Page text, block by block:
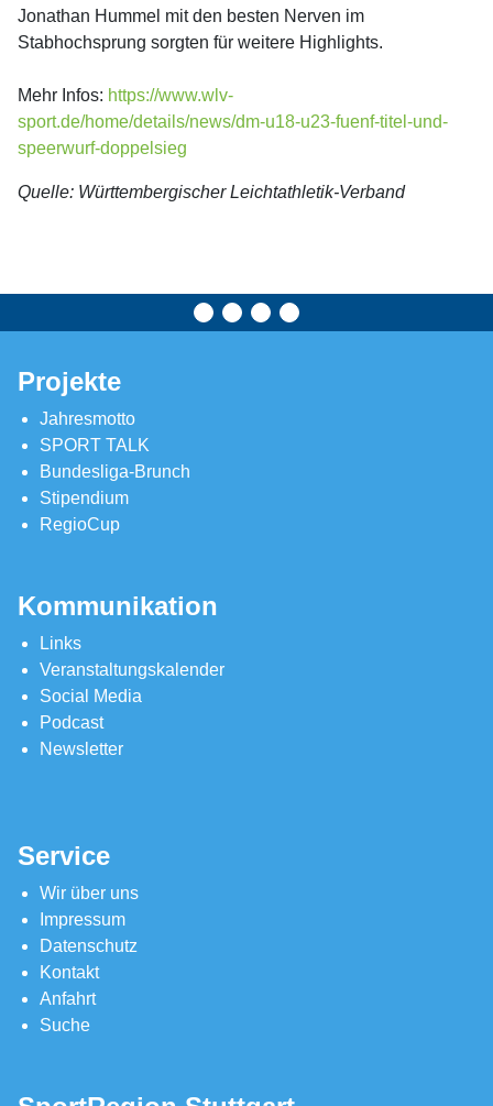
Jonathan Hummel mit den besten Nerven im
Stabhochsprung sorgten für weitere Highlights.
Mehr Infos: https://www.wlv-
sport.de/home/details/news/dm-u18-u23-fuenf-titel-und-
speerwurf-doppelsieg
Quelle: Württembergischer Leichtathletik-Verband
Projekte
Jahresmotto
SPORT TALK
Bundesliga-Brunch
Stipendium
RegioCup
Kommunikation
Links
Veranstaltungskalender
Social Media
Podcast
Newsletter
Service
Wir über uns
Impressum
Datenschutz
Kontakt
Anfahrt
Suche